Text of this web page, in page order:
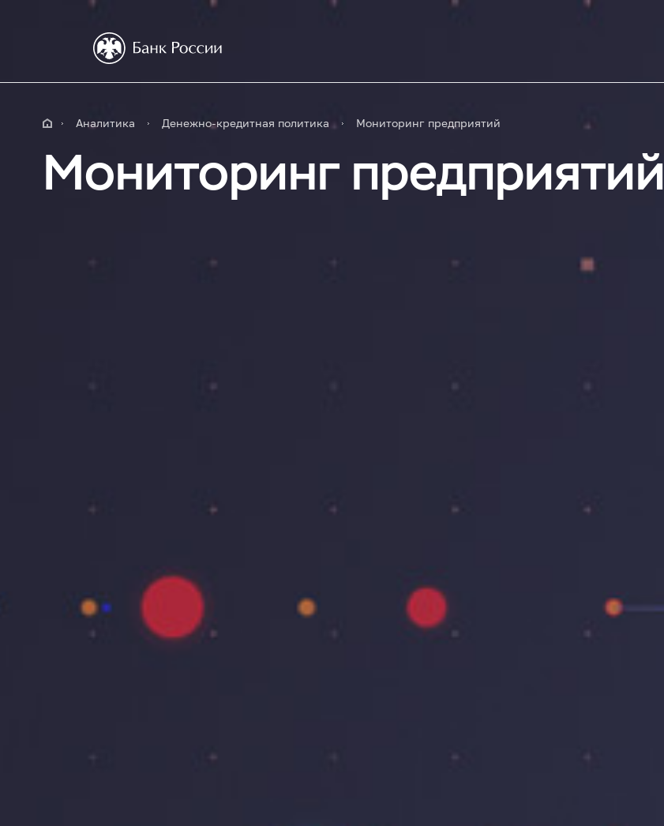
Аналитика Денежно-кредитная политика Мониторинг предприятий
Мониторинг предприятий